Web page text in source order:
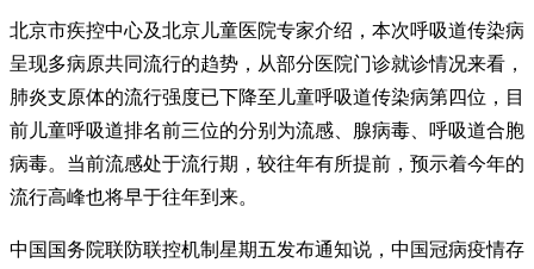
北京市疾控中心及北京儿童医院专家介绍，本次呼吸道传染病
呈现多病原共同流行的趋势，从部分医院门诊就诊情况来看，
肺炎支原体的流行强度已下降至儿童呼吸道传染病第四位，目
前儿童呼吸道排名前三位的分别为流感、腺病毒、呼吸道合胞
病毒。当前流感处于流行期，较往年有所提前，预示着今年的
流行高峰也将早于往年到来。
中国国务院联防联控机制星期五发布通知说，中国冠病疫情存